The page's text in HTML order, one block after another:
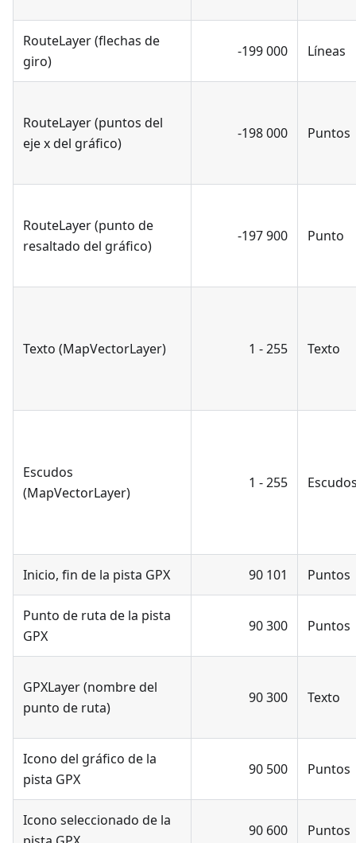
RouteLayer (flechas de
giro)
-199 000 Líneas
RouteLayer (puntos del
eje x del gráfico)
-198 000 Puntos
RouteLayer (punto de
resaltado del gráfico)
-197 900 Punto
Texto (MapVectorLayer) 1 - 255 Texto
Escudos
(MapVectorLayer)
1 - 255
Inicio, fin de la pista GPX 90 101 Puntos
Punto de ruta de la pista
GPX
90 300 Puntos
GPXLayer (nombre del
punto de ruta)
90 300 Texto
Icono del gráfico de la
pista GPX
90 500 Puntos
Icono seleccionado de la
90 600 Puntos